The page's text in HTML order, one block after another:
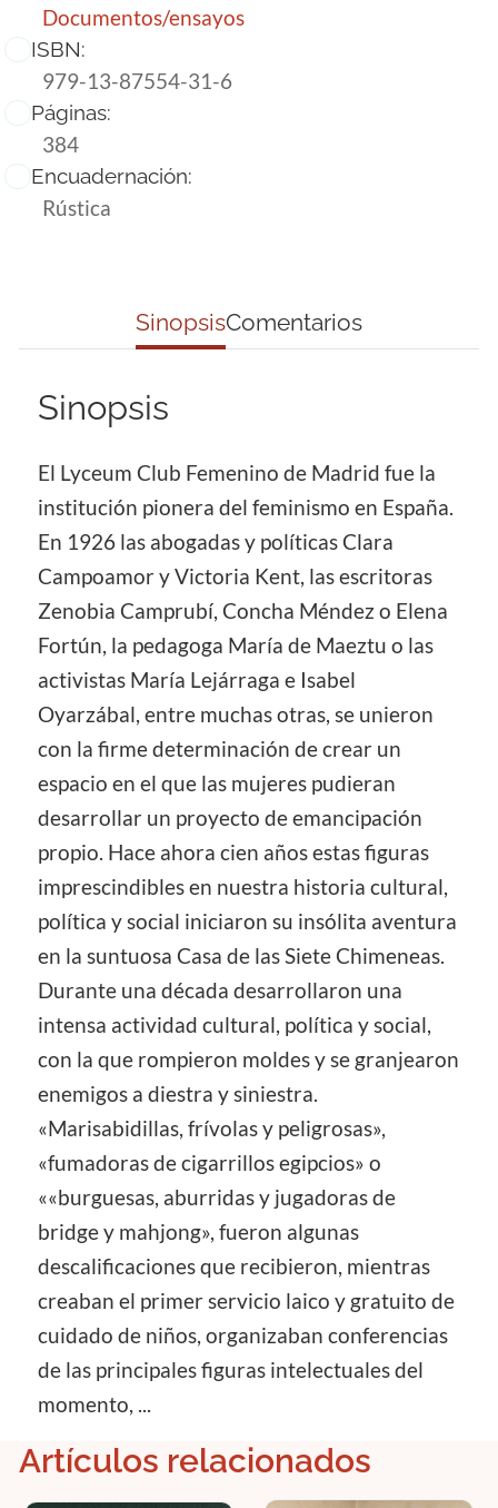
Documentos/ensayos
ISBN:
979-13-87554-31-6
Páginas:
384
Encuadernación:
Rústica
SinopsisComentarios
Sinopsis
El Lyceum Club Femenino de Madrid fue la
institución pionera del feminismo en España.
En 1926 las abogadas y políticas Clara
Campoamor y Victoria Kent, las escritoras
Zenobia Camprubí, Concha Méndez o Elena
Fortún, la pedagoga María de Maeztu o las
activistas María Lejárraga e Isabel
Oyarzábal, entre muchas otras, se unieron
con la firme determinación de crear un
espacio en el que las mujeres pudieran
desarrollar un proyecto de emancipación
propio. Hace ahora cien años estas figuras
imprescindibles en nuestra historia cultural,
política y social iniciaron su insólita aventura
en la suntuosa Casa de las Siete Chimeneas.
Durante una década desarrollaron una
intensa actividad cultural, política y social,
con la que rompieron moldes y se granjearon
enemigos a diestra y siniestra.
«Marisabidillas, frívolas y peligrosas»,
«fumadoras de cigarrillos egipcios» o
««burguesas, aburridas y jugadoras de
bridge y mahjong», fueron algunas
descalificaciones que recibieron, mientras
creaban el primer servicio laico y gratuito de
cuidado de niños, organizaban conferencias
de las principales figuras intelectuales del
momento, ...
Artículos relacionados